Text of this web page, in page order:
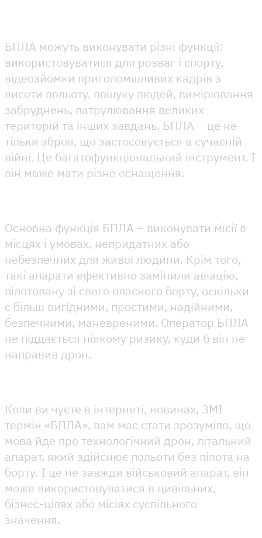
БПЛА можуть виконувати різні функції:
використовуватися для розваг і спорту,
відеозйомки приголомшливих кадрів з
висоти польоту, пошуку людей, вимірювання
забруднень, патрулювання великих
територій та інших завдань. БПЛА – це не
тільки зброя, що застосовується в сучасній
війні. Це багатофункціональний інструмент. І
він може мати різне оснащення.
Основна функція БПЛА – виконувати місії в
місцях і умовах, непридатних або
небезпечних для живої людини. Крім того,
такі апарати ефективно замінили авіацію,
пілотовану зі свого власного борту, оскільки
є більш вигідними, простими, надійними,
безпечними, маневреними. Оператор БПЛА
не піддається ніякому ризику, куди б він не
направив дрон.
Коли ви чуєте в інтернеті, новинах, ЗМІ
термін «БПЛА», вам має стати зрозуміло, що
мова йде про технологічний дрон, літальний
апарат, який здійснює польоти без пілота на
борту. І це не завжди військовий апарат, він
може використовуватися в цивільних,
бізнес-цілях або місіях суспільного
значення.